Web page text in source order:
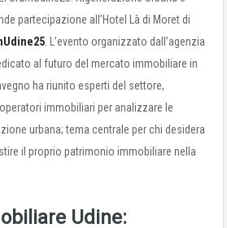
partecipazione all’Hotel Là di Moret di
. L’evento organizzato dall’agenzia
al futuro del mercato immobiliare in
ha riunito esperti del settore,
immobiliari per analizzare le
urbana; tema centrale per chi desidera
il proprio patrimonio immobiliare nella
Udine: